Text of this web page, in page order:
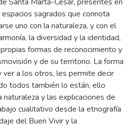
sagrados que connota
uno con la naturaleza, y con el
la diversidad y la identidad,
formas de reconocimiento y
y de su territorio. La forma
ver a los otros, les permite decir
todos también lo están, ello
naturaleza y las explicaciones de
cualitativo desde la etnografía
del Buen Vivir y la